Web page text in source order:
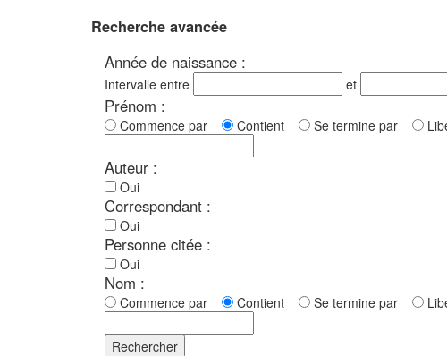
Recherche avancée
Année de naissance :
Intervalle entre et
Prénom :
Commence par Contient Se termine par
Auteur :
Oui
Correspondant :
Oui
Personne citée :
Oui
Nom :
Commence par Contient Se termine par
Rechercher